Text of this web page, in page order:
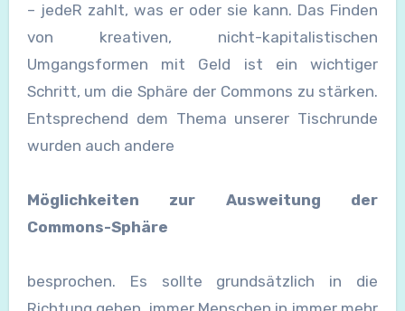
– jedeR zahlt, was er oder sie kann. Das Finden
von kreativen, nicht-kapitalistischen
Umgangsformen mit Geld ist ein wichtiger
Schritt, um die Sphäre der Commons zu stärken.
Entsprechend dem Thema unserer Tischrunde
wurden auch andere
Möglichkeiten zur Ausweitung der
Commons-Sphäre
besprochen. Es sollte grundsätzlich in die